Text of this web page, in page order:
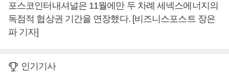
포스코인터내셔널은 11월에만 두 차례 세넥스에너지의
독점적 협상권 기간을 연장했다. [비즈니스포스트 장은
파 기자]
인기기사